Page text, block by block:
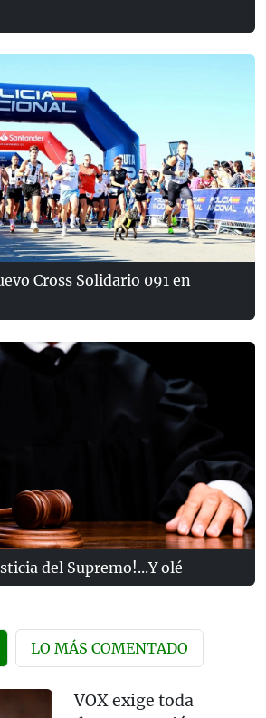
Cross Solidario 091 en
del Supremo!...Y olé
LO MÁS COMENTADO
VOX exige toda